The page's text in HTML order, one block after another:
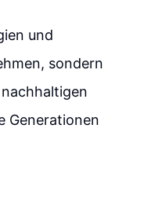
und
sondern
Generationen